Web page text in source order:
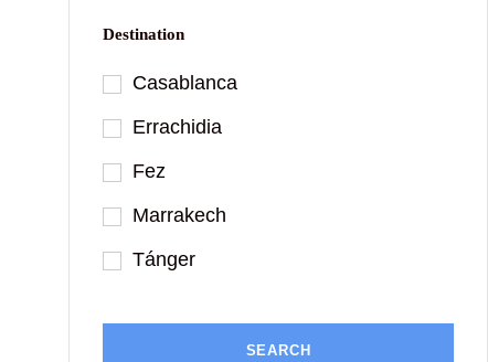
Destination
Casablanca
Errachidia
Fez
Marrakech
Tánger